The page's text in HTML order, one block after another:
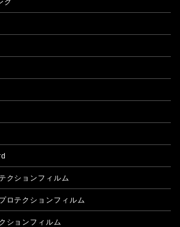
グ
クションフィルム
ロテクションフィルム
ションフィルム